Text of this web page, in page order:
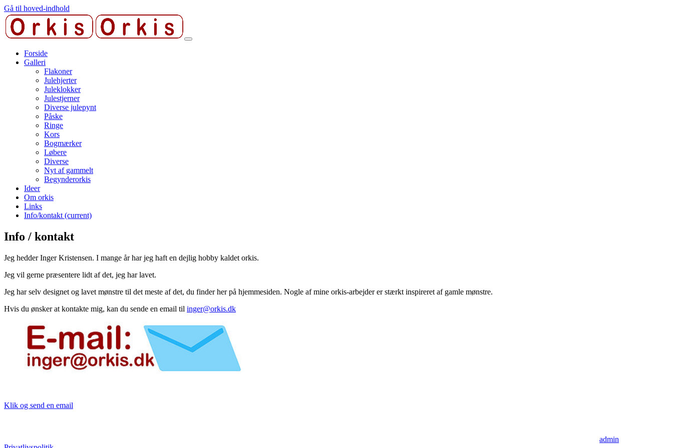
Gå til hoved-indhold
Forside
Galleri
Flakoner
Julehjerter
Juleklokker
Julestjerner
Diverse julepynt
Påske
Ringe
Kors
Bogmærker
Løbere
Diverse
Nyt af gammelt
Begynderorkis
Ideer
Om orkis
Links
Info/kontakt (current)
Info / kontakt
Jeg hedder Inger Kristensen. I mange år har jeg haft en dejlig hobby kaldet orkis.
Jeg vil gerne præsentere lidt af det, jeg har lavet.
Jeg har selv designet og lavet mønstre til det meste af det, du finder her på hjemmesiden. Nogle af mine orkis-arbejder er stærkt inspireret af gamle mønstre.
Hvis du ønsker at kontakte mig, kan du sende en email til inger@orkis.dk
Klik og send en email
admin